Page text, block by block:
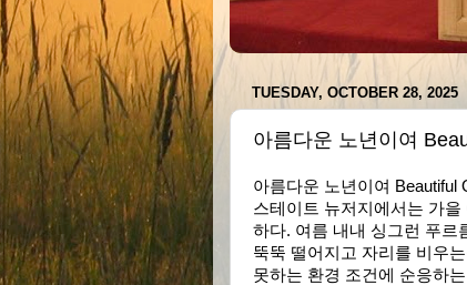
TUESDAY, OCTOBER 28, 2025
아름다운 노년이여
아름다운 노년이여 Beautiful
스테이트 뉴저지에서는 가
하다. 여름 내내 싱그런 푸르
뚝뚝 떨어지고 자리를 비우
못하는 환경 조건에 순응하